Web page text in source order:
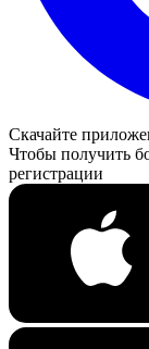
Скачайте
Чтобы получить
регистрации